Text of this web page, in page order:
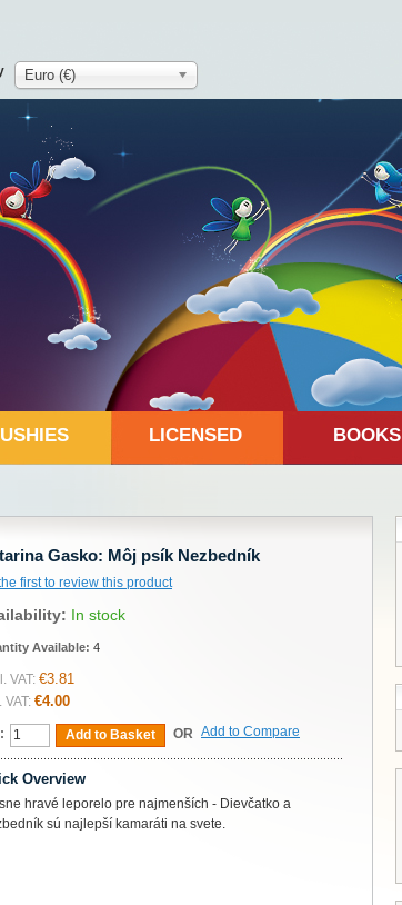
Euro (€)
LICENSED BOOKS
Gasko: Môj psík Nezbedník
first to review this product
In stock
Available: 4
VAT: €3.81
VAT: €4.00
Add to Basket OR Add to Compare
Overview
hravé leporelo pre najmenších - Dievčatko a
sú najlepší kamaráti na svete.